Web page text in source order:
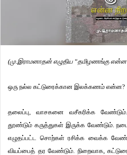
(மு.இராமனாதன் எழுதிய “தமிழணங்கு என்ன
ஒரு நல்ல கட்டுரைக்கான இலக்கணம் என்ன?
தலைப்பு, வாசகனை வசீகரிக்க
தூண்டும் கருத்துகள் இருக்க வேண்டும்.
எழுதப்பட்ட சொற்கள் ரசிக்க வைக்க
வியப்பைத் தர வேண்டும். நிறைவாக,